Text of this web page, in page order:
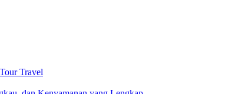
Travel